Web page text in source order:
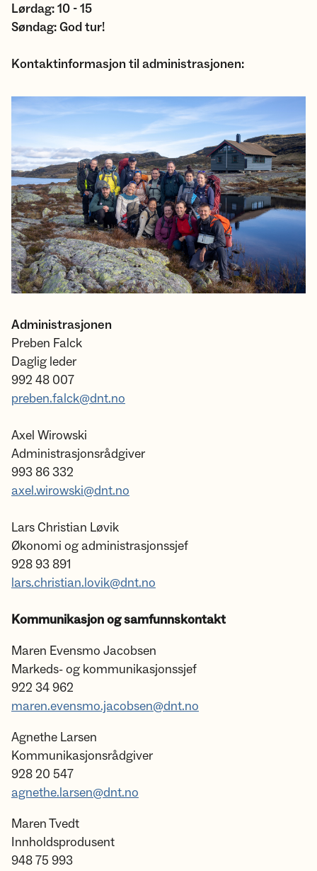
Lørdag: 10 - 15
Søndag: God tur!
Kontaktinformasjon til administrasjonen:
Administrasjonen
Preben Falck
Daglig leder
992 48 007
preben.falck@dnt.no
Axel Wirowski
Administrasjonsrådgiver
993 86 332
axel.wirowski@dnt.no
Lars Christian Løvik
Økonomi og administrasjonssjef
928 93 891
lars.christian.lovik@dnt.no
Kommunikasjon og samfunnskontakt
Maren Evensmo Jacobsen
Markeds- og kommunikasjonssjef
922 34 962
maren.evensmo.jacobsen@dnt.no
Agnethe Larsen
Kommunikasjonsrådgiver
928 20 547
agnethe.larsen@dnt.no
Maren Tvedt
Innholdsprodusent
948 75 993